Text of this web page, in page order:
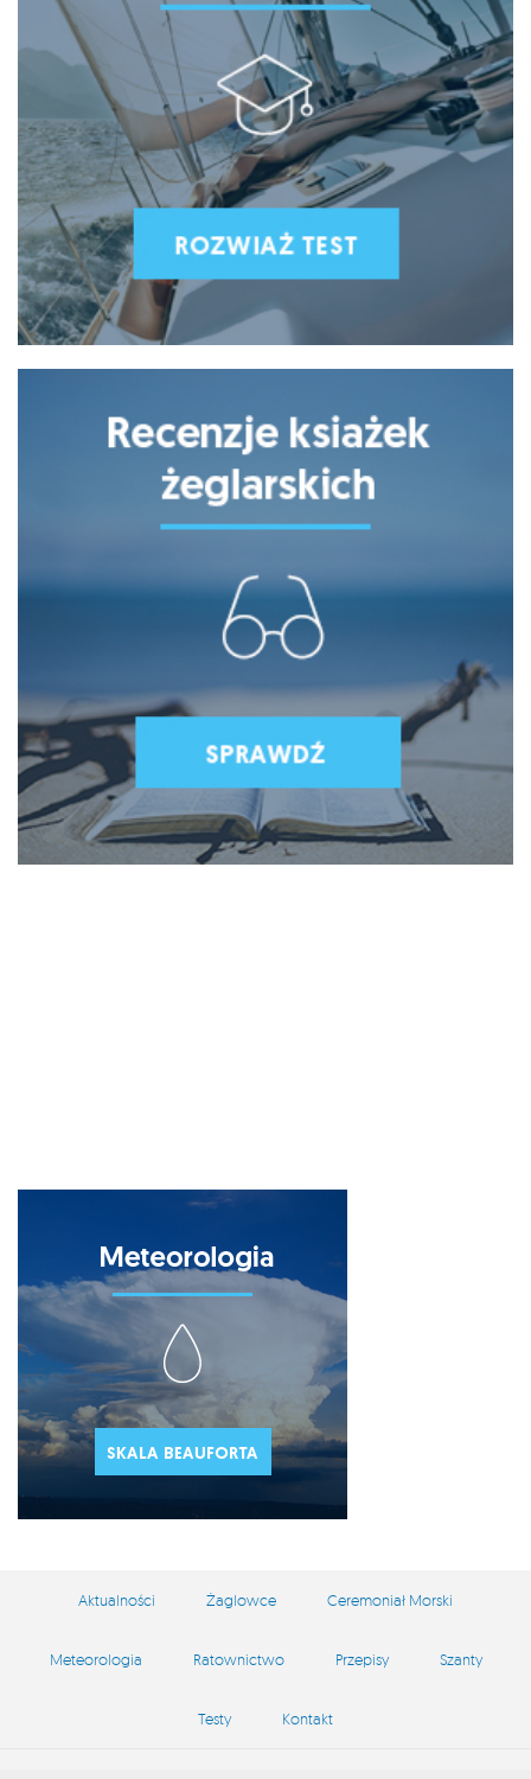
Aktualności Żaglowce Ceremoniał Morski
Meteorologia Ratownictwo Przepisy Szanty
Testy Kontakt